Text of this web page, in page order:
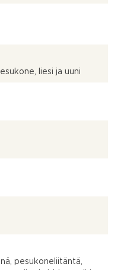
liesi ja uuni
pesukoneliitäntä,